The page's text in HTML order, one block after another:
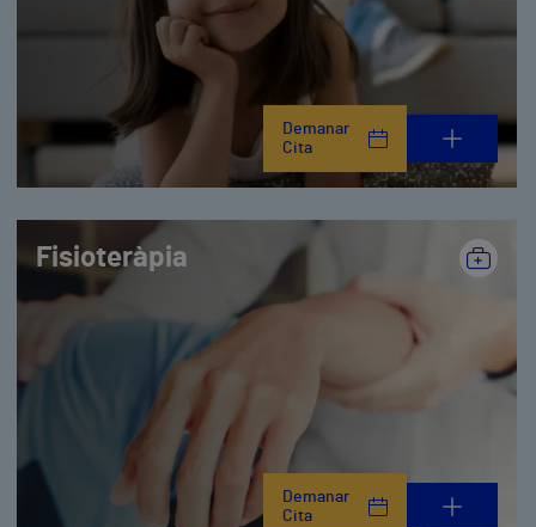
Demanar
Cita
Fisioteràpia
Demanar
Cita